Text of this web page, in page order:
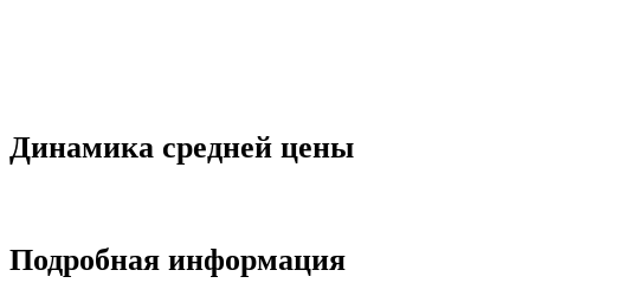
Динамика средней цены
Подробная информация